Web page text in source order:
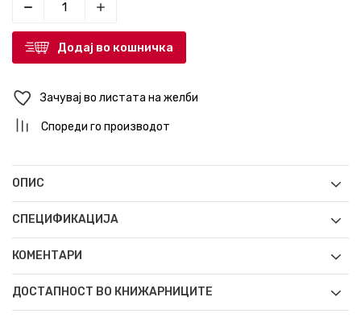
Додај во кошничка
Зачувај во листата на желби
Спореди го производот
ОПИС
СПЕЦИФИКАЦИЈА
КОМЕНТАРИ
ДОСТАПНОСТ ВО КНИЖАРНИЦИТЕ